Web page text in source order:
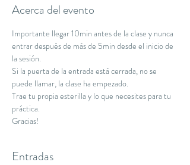
Acerca del evento
Importante llegar 10min antes de la clase y nunca
entrar después de más de 5min desde el inicio de
la sesión.
Si la puerta de la entrada está cerrada, no se
puede llamar, la clase ha empezado.
Trae tu propia esterilla y lo que necesites para tu
práctica.
Gracias!
Entradas